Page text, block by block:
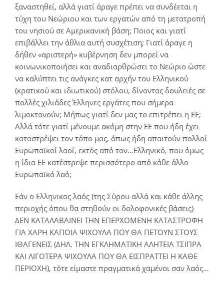
ξαναστηθεί, αλλά γιατί άραγε πρέπει να συνδέεται η
τύχη του Νεώριου και των εργατών από τη μετατροπή
του νησιού σε Αμερικανική βάση; Ποιος και γιατί
επιβάλλει την άθλια αυτή συσχέτιση; Γιατί άραγε η
δήθεν «αριστερή» κυβέρνηση δεν μπορεί να
κοινωνικοποιήσει και αναδιαρθρώσει το Νεώριο ώστε
να καλύπτει τις ανάγκες κατ αρχήν του Ελληνικού
(κρατικού και ιδιωτικού) στόλου, δίνοντας δουλειές σε
πολλές χιλιάδες Έλληνες εργάτες που σήμερα
λιμοκτονούν; Μήπως γιατί δεν μας το επιτρέπει η ΕΕ;
Αλλά τότε γιατί μένουμε ακόμη στην ΕΕ που ήδη έχει
καταστρέψει τον τόπο μας, όπως ήδη απαιτούν πολλοί
Ευρωπαϊκοί λαοί, εκτός από τον…Ελληνικό, που όμως
η ίδια ΕΕ κατέστρεψε περισσότερο από κάθε άλλο
Ευρωπαϊκό λαό;
Εάν ο Ελληνικος λαός (της Σύρου αλλά και κάθε άλλης
περιοχής όπου θα στηθούν οι δολοφονικές βάσεις)
ΔΕΝ ΚΑΤΑΛΑΒΑΙΝΕΙ ΤΗΝ ΕΠΕΡΧΟΜΕΝΗ ΚΑΤΑΣΤΡΟΦΗ
ΓΙΑ ΧΑΡΗ ΚΑΠΟΙΑ ΨΙΧΟΥΛΑ ΠΟΥ ΘΑ ΠΕΤΟΥΝ ΣΤΟΥΣ
ΙΘΑΓΕΝΕΙΣ (ΔΗΛ. ΤΗΝ ΕΓΚΛΗΜΑΤΙΚΗ ΑΛΗΤΕΙΑ ΤΣΙΠΡΑ
ΚΑΙ ΛΙΓΟΤΕΡΑ ΨΙΧΟΥΛΑ ΠΟΥ ΘΑ ΕΙΣΠΡΑΤΤΕΙ Η ΚΑΘΕ
ΠΕΡΙΟΧΗ), τότε είμαστε πραγματικά χαμένοι σαν λαός…